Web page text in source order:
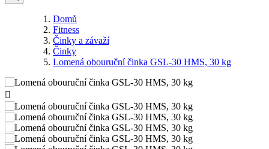
Domů
Fitness
Činky a závaží
Činky
Lomená obouruční činka GSL-30 HMS, 30 kg
